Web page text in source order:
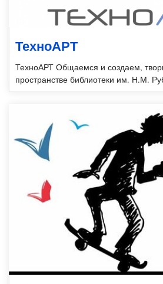
ТехноАРТ
ТехноАРТ Общаемся и создаем,
пространстве библиотеки им. Н.М.